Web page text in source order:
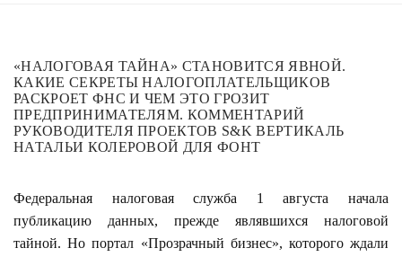
«НАЛОГОВАЯ ТАЙНА» СТАНОВИТСЯ ЯВНОЙ.
КАКИЕ СЕКРЕТЫ НАЛОГОПЛАТЕЛЬЩИКОВ
РАСКРОЕТ ФНС И ЧЕМ ЭТО ГРОЗИТ
ПРЕДПРИНИМАТЕЛЯМ. КОММЕНТАРИЙ
РУКОВОДИТЕЛЯ ПРОЕКТОВ S&K ВЕРТИКАЛЬ
НАТАЛЬИ КОЛЕРОВОЙ ДЛЯ ФОНТ
Федеральная налоговая служба 1 августа начала
публикацию данных, прежде являвшихся налоговой
тайной. Но портал «Прозрачный бизнес», которого ждали